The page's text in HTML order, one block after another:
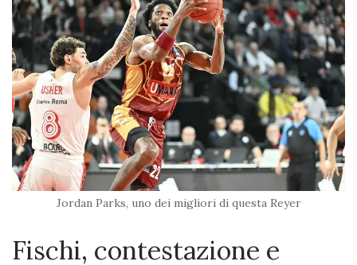
Jordan Parks, uno dei migliori di questa Reyer
Fischi, contestazione e